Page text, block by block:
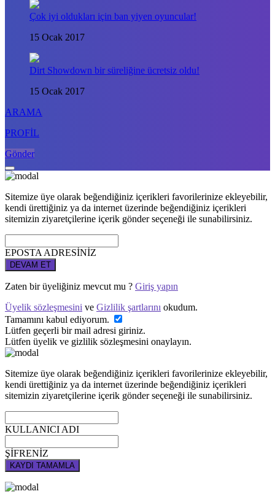
Çok iyi oldukları için ban yiyen oyuncular!
15 Ocak 2017
Dirt Showdown bir süreliğine ücretsiz oldu!
15 Ocak 2017
ARAMA
PROFİL
Gönder
Sitemize üye olarak beğendiğiniz içerikleri favorilerinize ekleyebilir,
kendi ürettiğiniz ya da internet üzerinde beğendiğiniz içerikleri
sitemizin ziyaretçilerine içerik gönder seçeneği ile sunabilirsiniz.
EPOSTA ADRESİNİZ
DEVAM ET
Zaten bir üyeliğiniz mevcut mu ? Giriş yapın
Üyelik sözleşmesini ve Gizlilik şartlarını okudum.
Tamamını kabul ediyorum.
Lütfen geçerli bir mail adresi giriniz.
Lütfen üyelik ve gizlilik sözleşmesini onaylayın.
Sitemize üye olarak beğendiğiniz içerikleri favorilerinize ekleyebilir,
kendi ürettiğiniz ya da internet üzerinde beğendiğiniz içerikleri
sitemizin ziyaretçilerine içerik gönder seçeneği ile sunabilirsiniz.
KULLANICI ADI
ŞİFRENİZ
KAYDI TAMAMLA